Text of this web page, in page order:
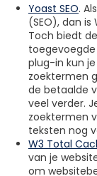
Yoast SEO.
(SEO), dan is
Toch biedt
plug-in kun
zoektermen
de betaalde
veel verder.
zoektermen
teksten nog
W3 Total
van je
om